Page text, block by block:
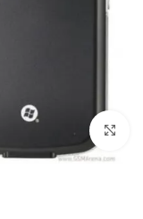
انقر للتكبير